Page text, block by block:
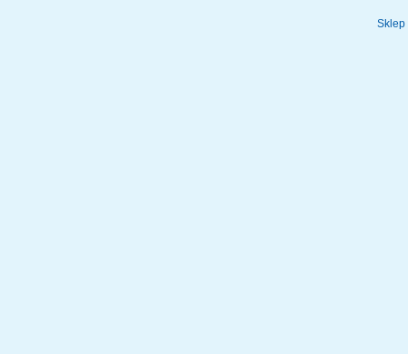
Sklep